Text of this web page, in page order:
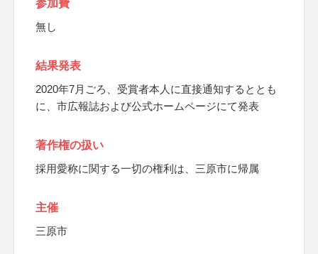
参加費
無し
結果発表
2020年7月ごろ、受賞者本人に直接通知するととも
に、市広報誌および公式ホームページにて発表
著作権の扱い
採用愛称に関する一切の権利は、三原市に帰属
主催
三原市